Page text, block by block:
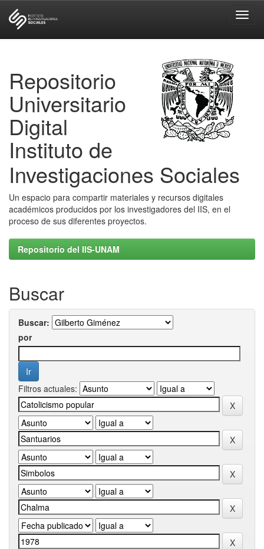
Repositorio
Universitario
Digital
Instituto de
Investigaciones Sociales
Un espacio para compartir materiales y recursos digitales
académicos producidos por los investigadores del IIS, en el
proceso de sus diferentes proyectos.
Repositorio del IIS-UNAM
Buscar
Buscar:
por
Filtros actuales: